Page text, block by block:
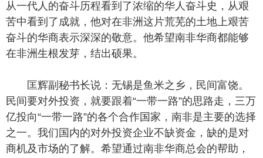
从一代人的奋斗历程看到了浓缩的华人奋斗史，从艰
苦中看到了成就，他对在非洲这片荒芜的土地上艰苦
奋斗的华商表示深深的敬意。他希望南非华商都能够
在非洲生根发芽，结出硕果。
匡辉副秘书长说：无锡是鱼米之乡，民间富饶。
民间要对外投资，就要跟着“一带一路”的思路走，三万
亿投向“一带一路”的各个合作国家，南非是主要的选择
之一。我们国内的对外投资企业不缺资金，缺的是对
商机及市场的了解。希望通过南非华商总会的帮助，